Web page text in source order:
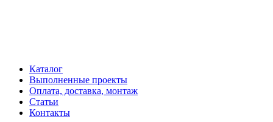
Каталог
Выполненные проекты
Оплата, доставка, монтаж
Статьи
Контакты